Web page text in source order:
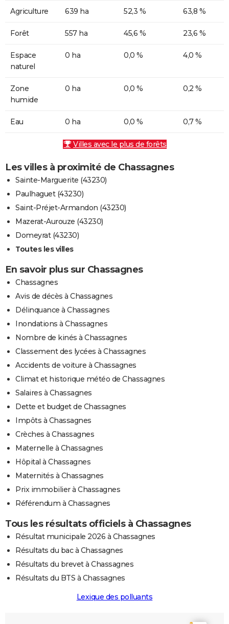
Agriculture 639 ha 52,3 % 63,8 %
Forêt 557 ha 45,6 % 23,6 %
Espace
naturel
0 ha 0,0 % 4,0 %
Zone
humide
0 ha 0,0 % 0,2 %
Eau 0 ha 0,0 % 0,7 %
Villes avec le plus de forêts
Les villes à proximité de Chassagnes
Sainte-Marguerite (43230)
Paulhaguet (43230)
Saint-Préjet-Armandon (43230)
Mazerat-Aurouze (43230)
Domeyrat (43230)
Toutes les villes
En savoir plus sur Chassagnes
Chassagnes
Avis de décès à Chassagnes
Délinquance à Chassagnes
Inondations à Chassagnes
Nombre de kinés à Chassagnes
Classement des lycées à Chassagnes
Accidents de voiture à Chassagnes
Climat et historique météo de Chassagnes
Salaires à Chassagnes
Dette et budget de Chassagnes
Impôts à Chassagnes
Crèches à Chassagnes
Maternelle à Chassagnes
Hôpital à Chassagnes
Maternités à Chassagnes
Prix immobilier à Chassagnes
Référendum à Chassagnes
Tous les résultats officiels à Chassagnes
Résultat municipale 2026 à Chassagnes
Résultats du bac à Chassagnes
Résultats du brevet à Chassagnes
Résultats du BTS à Chassagnes
Lexique des polluants